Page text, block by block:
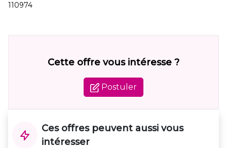
110974
Cette offre vous intéresse ?
Postuler
Ces offres peuvent aussi vous
intéresser